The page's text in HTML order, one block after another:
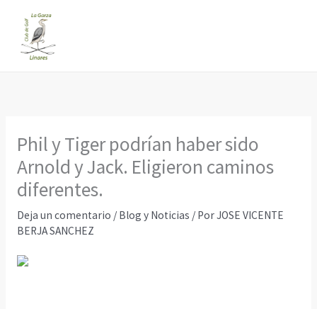
contenido
Phil y Tiger podrían haber sido
Arnold y Jack. Eligieron caminos
diferentes.
Deja un comentario / Blog y Noticias / PorJOSE VICENTE
BERJA SANCHEZ